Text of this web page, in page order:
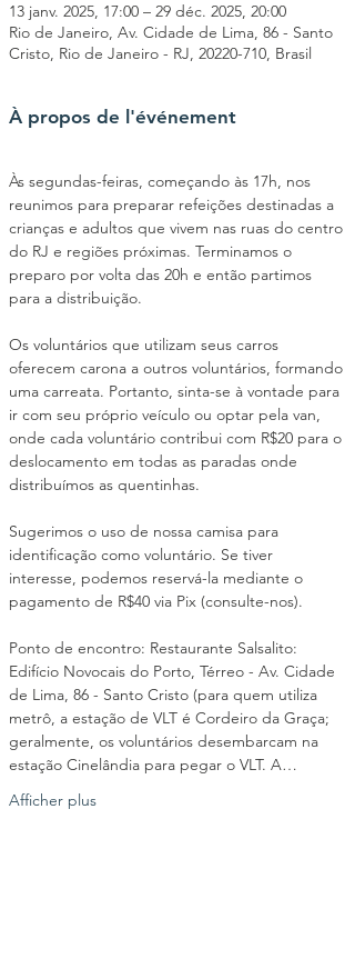
13 janv. 2025, 17:00 – 29 déc. 2025, 20:00
Rio de Janeiro, Av. Cidade de Lima, 86 - Santo
Cristo, Rio de Janeiro - RJ, 20220-710, Brasil
À propos de l'événement
Às segundas-feiras, começando às 17h, nos
reunimos para preparar refeições destinadas a
crianças e adultos que vivem nas ruas do centro
do RJ e regiões próximas. Terminamos o
preparo por volta das 20h e então partimos
para a distribuição.
Os voluntários que utilizam seus carros
oferecem carona a outros voluntários, formando
uma carreata. Portanto, sinta-se à vontade para
ir com seu próprio veículo ou optar pela van,
onde cada voluntário contribui com R$20 para o
deslocamento em todas as paradas onde
distribuímos as quentinhas.
Sugerimos o uso de nossa camisa para
identificação como voluntário. Se tiver
interesse, podemos reservá-la mediante o
pagamento de R$40 via Pix (consulte-nos).
Ponto de encontro: Restaurante Salsalito:
Edifício Novocais do Porto, Térreo - Av. Cidade
de Lima, 86 - Santo Cristo (para quem utiliza
metrô, a estação de VLT é Cordeiro da Graça;
geralmente, os voluntários desembarcam na
estação Cinelândia para pegar o VLT. A…
Afficher plus